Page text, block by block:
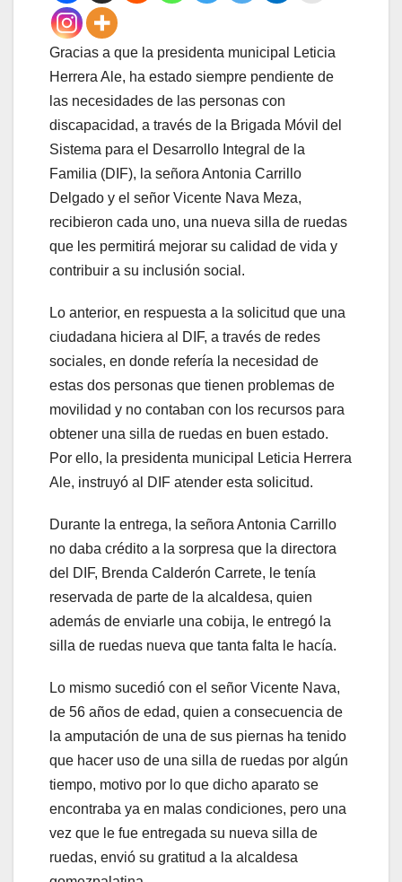
Gracias a que la presidenta municipal Leticia
Herrera Ale, ha estado siempre pendiente de
las necesidades de las personas con
discapacidad, a través de la Brigada Móvil del
Sistema para el Desarrollo Integral de la
Familia (DIF), la señora Antonia Carrillo
Delgado y el señor Vicente Nava Meza,
recibieron cada uno, una nueva silla de ruedas
que les permitirá mejorar su calidad de vida y
contribuir a su inclusión social.
Lo anterior, en respuesta a la solicitud que una
ciudadana hiciera al DIF, a través de redes
sociales, en donde refería la necesidad de
estas dos personas que tienen problemas de
movilidad y no contaban con los recursos para
obtener una silla de ruedas en buen estado.
Por ello, la presidenta municipal Leticia Herrera
Ale, instruyó al DIF atender esta solicitud.
Durante la entrega, la señora Antonia Carrillo
no daba crédito a la sorpresa que la directora
del DIF, Brenda Calderón Carrete, le tenía
reservada de parte de la alcaldesa, quien
además de enviarle una cobija, le entregó la
silla de ruedas nueva que tanta falta le hacía.
Lo mismo sucedió con el señor Vicente Nava,
de 56 años de edad, quien a consecuencia de
la amputación de una de sus piernas ha tenido
que hacer uso de una silla de ruedas por algún
tiempo, motivo por lo que dicho aparato se
encontraba ya en malas condiciones, pero una
vez que le fue entregada su nueva silla de
ruedas, envió su gratitud a la alcaldesa